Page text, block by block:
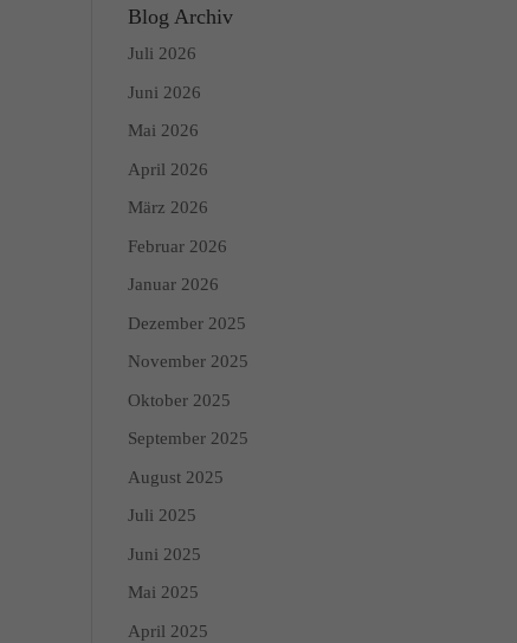
Blog Archiv
Juli 2026
Juni 2026
Mai 2026
April 2026
März 2026
Februar 2026
Januar 2026
Dezember 2025
November 2025
Oktober 2025
September 2025
August 2025
Juli 2025
Juni 2025
Mai 2025
April 2025